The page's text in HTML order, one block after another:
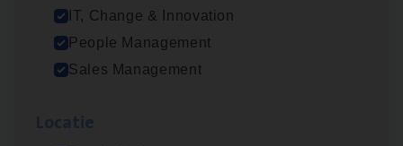
IT, Change & Innovation
People Management
Sales Management
Insu­ran­ce Bro­ker Trans­port